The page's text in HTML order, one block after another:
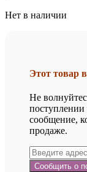
Нет в наличии
Этот товар
Не
сообщение,
продаже.